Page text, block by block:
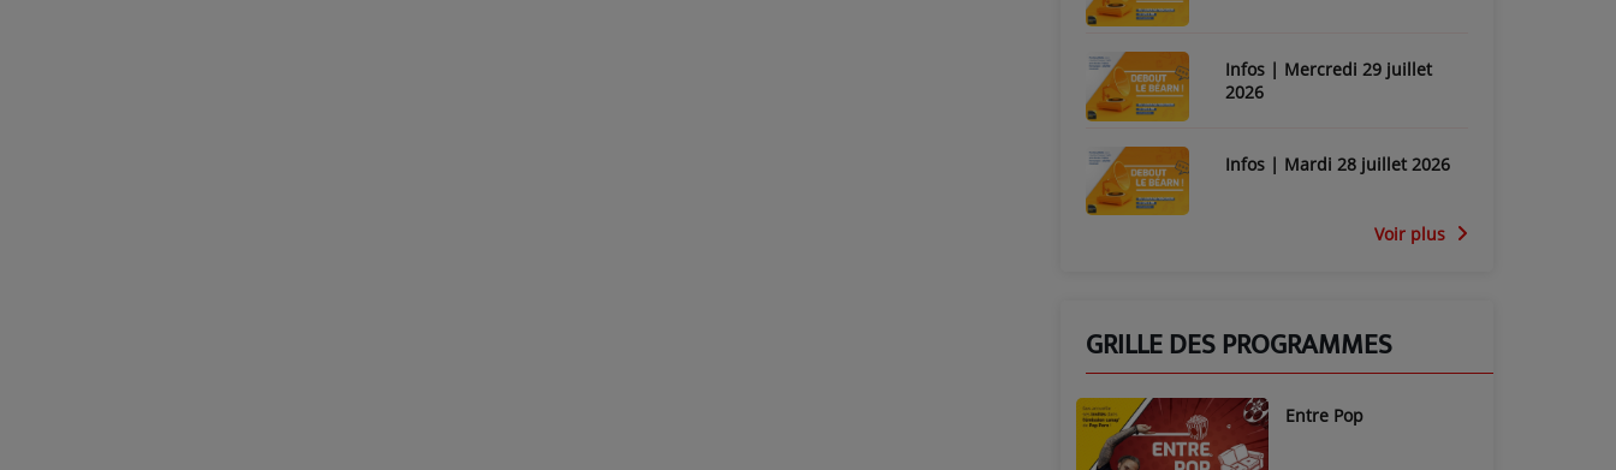
Infos | Mercredi 29 juillet
2026
Infos | Mardi 28 juillet 2026
Voir plus
GRILLE DES PROGRAMMES
Entre Pop